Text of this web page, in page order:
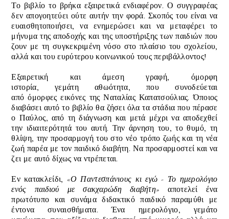
Το βιβλίο το βρήκα εξαιρετικά ενδιαφέρον. Ο συγγραφέας
δεν απογοητεύει ούτε αυτήν την φορά. Σκοπός του είναι να
ευαισθητοποιήσει, να ενημερώσει και να μεταφέρει το
μήνυμα της αποδοχής και της υποστήριξης των παιδιών που
ζουν με τη συγκεκριμένη νόσο στο πλαίσιο του σχολείου,
αλλά και του ευρύτερου κοινωνικού τους περιβάλλοντος!
Εξαιρετική και άμεση γραφή, όμορφη
ιστορία, γεμάτηαθωότητα, που συνοδεύεται
από όμορφες εικόνες της Ναταλίας Καπατσούλιας. Όποιος
διαβάσει αυτό το βιβλίο θα ζήσει όλα τα στάδια που πέρασε
ο Παύλος, από τη διάγνωση και μετά μέχρι να αποδεχθεί
την ιδιαιτερότητά του αυτή. Την άρνηση του, το θυμό, τη
θλίψη, την προσαρμογή του στο νέο τρόπο ζωής και τη νέα
ζωή παρέα με τον παιδικό διαβήτη. Να προσαρμοστεί και να
ζει με αυτό δίχως να ντρέπεται.
Εν κατακλείδι, «Ο Παντεσπάνιους κι εγώ - Το ημερολόγιο
ενός παιδιού με σακχαρώδη διαβήτη» αποτελεί ένα
πρωτότυπο και συνάμα διδακτικό παιδικό παραμύθι με
έντονα συναισθήματα. Ένα ημερολόγιο, γεμάτο